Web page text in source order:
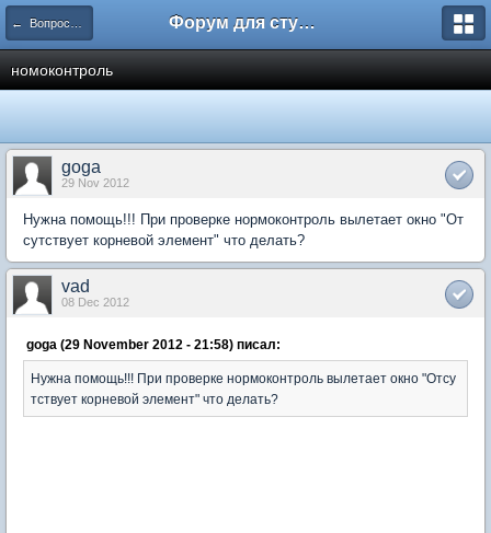
← Вопросы и ответы Форум для студента СГА
номоконтроль
goga
29 Nov 2012
Нужна помощь!!! При проверке нормоконтроль вылетает окно "От
сутствует корневой элемент" что делать?
vad
08 Dec 2012
goga (29 November 2012 - 21:58) писал:
Нужна помощь!!! При проверке нормоконтроль вылетает окно "Отсу
тствует корневой элемент" что делать?